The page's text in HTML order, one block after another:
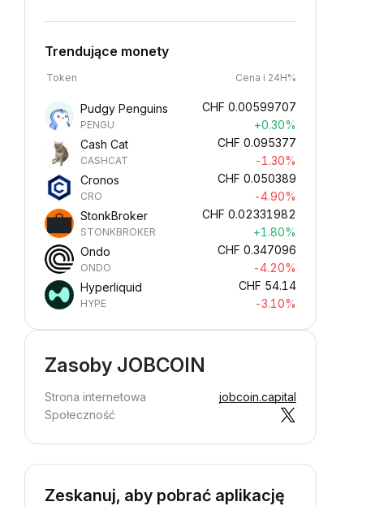
Trendujące monety
Token Cena i 24H%
Pudgy Penguins
PENGU
CHF 0.00599707
+0.30%
Cash Cat
CASHCAT
CHF 0.095377
-1.30%
Cronos
CRO
CHF 0.050389
-4.90%
StonkBroker
STONKBROKER
CHF 0.02331982
+1.80%
Ondo
ONDO
CHF 0.347096
-4.20%
Hyperliquid
HYPE
CHF 54.14
-3.10%
Zasoby JOBCOIN
Strona internetowa
jobcoin.capital
Społeczność
Zeskanuj, aby pobrać aplikację